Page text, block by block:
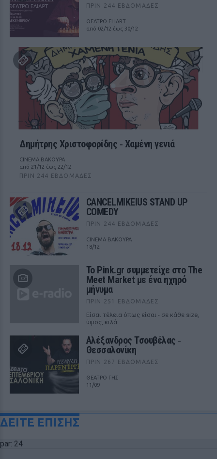
ΠΡΙΝ 244 ΕΒΔΟΜΆΔΕΣ
ΘΕΑΤΡΟ ELIART
από 02/12 έως 30/12
Δημήτρης Χριστοφορίδης ‑ Χαμένη γενιά
CINEMA ΒΑΚΟΥΡΑ
από 21/12 έως 22/12
ΠΡΙΝ 244 ΕΒΔΟΜΆΔΕΣ
CANCELMIKEIUS STAND UP
COMEDY
ΠΡΙΝ 244 ΕΒΔΟΜΆΔΕΣ
CINEMA ΒΑΚΟΥΡΑ
18/12
Το Pink.gr συμμετείχε στο The
Meet Market με ένα ηχηρό
μήνυμα
ΠΡΙΝ 251 ΕΒΔΟΜΆΔΕΣ
Είσαι τέλεια όπως είσαι - σε κάθε size,
ύψος, κιλά.
Αλέξανδρος Τσουβέλας ‑
Θεσσαλονίκη
ΠΡΙΝ 267 ΕΒΔΟΜΆΔΕΣ
ΘΕΑΤΡΟ ΓΗΣ
11/09
ΔΕΙΤΕ ΕΠΙΣΗΣ
par: 24